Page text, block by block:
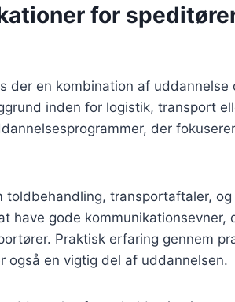
for
der en kombination af uddannelse
inden for logistik, transport
der
toldbehandling, transportaftaler,
have gode kommunikationsevner,
Praktisk erfaring gennem
en vigtig del af uddannelsen.